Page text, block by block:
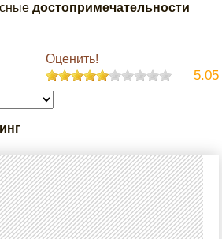
достопримечательности
Оценить!
5.05